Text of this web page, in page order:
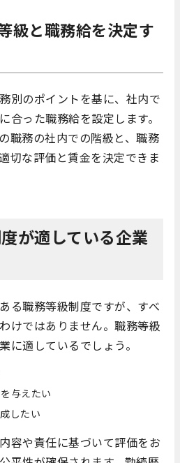
級と職務給を決定す
別のポイントを基に、社内で
合った職務給を設定します。
職務の社内での階級と、職務
切な評価と賃金を決定できま
が適している企業
る職務等級制度ですが、すべ
けではありません。職務等級
に適しているでしょう。
与えたい
したい
容や責任に基づいて評価をお